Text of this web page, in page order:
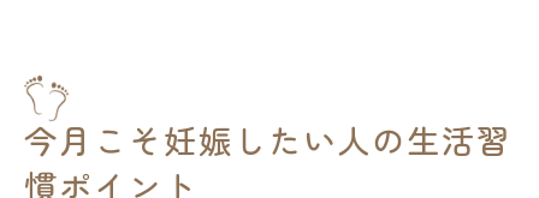
今月こそ妊娠したい人の生活習
慣ポイント